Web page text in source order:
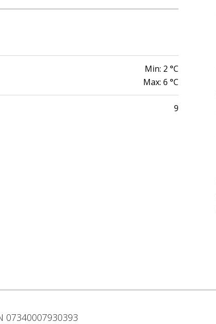
Min: 2 °C
Max: 6 °C
9
07340007930393